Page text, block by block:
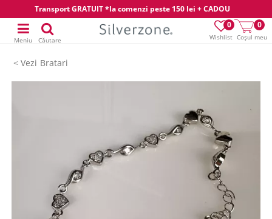
Transport GRATUIT *la comenzi peste 150 lei + CADOU
Wishlist
0
Coșul meu
0
Meniu Căutare
Bratari